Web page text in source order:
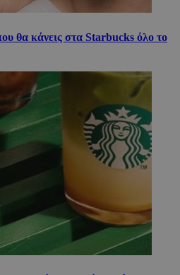
θα κάνεις στα Starbucks όλο το